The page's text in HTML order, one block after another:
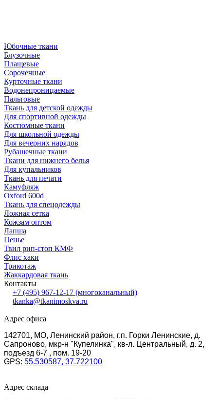
Юбочные ткани
Блузочные
Плащевые
Сорочечные
Курточные ткани
Водонепроницаемые
Пальтовые
Ткань для детской одежды
Для спортивной одежды
Костюмные ткани
Для школьной одежды
Для вечерних нарядов
Рубашечные ткани
Ткани для нижнего белья
Для купальников
Ткань для печати
Камуфляж
Oxford 600d
Ткань для спецодежды
Ложная сетка
Кожзам оптом
Лапша
Пенье
Твил рип-стоп КМФ
Флис хаки
Трикотаж
Жаккардовая ткань
Контакты
+7 (495) 967-12-17 (многоканальный)
tkanka@tkanimoskva.ru
Адрес офиса
142701, МО, Ленинский район, г.п. Горки Ленинские, д.
Сапроново, мкр-н "Купелинка", кв-л. Центральный, д. 2,
подъезд 6-7 , пом. 19-20
GPS: 55.530587, 37.722100
Адрес склада